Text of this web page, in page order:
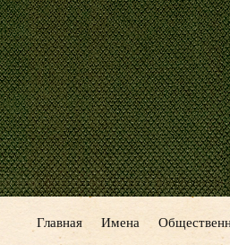
Главная Имена